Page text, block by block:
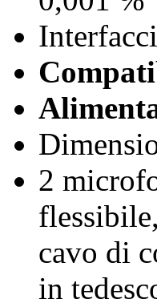
2
cavo di
in